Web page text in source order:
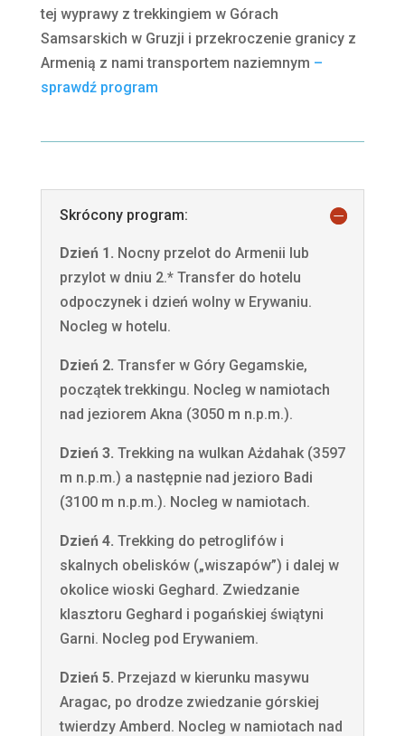
tej wyprawy z trekkingiem w Górach
Samsarskich w Gruzji i przekroczenie granicy z
Armenią z nami transportem naziemnym –
sprawdź program
Skrócony program:
Dzień 1. Nocny przelot do Armenii lub
przylot w dniu 2.* Transfer do hotelu
odpoczynek i dzień wolny w Erywaniu.
Nocleg w hotelu.
Dzień 2. Transfer w Góry Gegamskie,
początek trekkingu. Nocleg w namiotach
nad jeziorem Akna (3050 m n.p.m.).
Dzień 3. Trekking na wulkan Ażdahak (3597
m n.p.m.) a następnie nad jezioro Badi
(3100 m n.p.m.). Nocleg w namiotach.
Dzień 4. Trekking do petroglifów i
skalnych obelisków („wiszapów”) i dalej w
okolice wioski Geghard. Zwiedzanie
klasztoru Geghard i pogańskiej świątyni
Garni. Nocleg pod Erywaniem.
Dzień 5. Przejazd w kierunku masywu
Aragac, po drodze zwiedzanie górskiej
twierdzy Amberd. Nocleg w namiotach nad